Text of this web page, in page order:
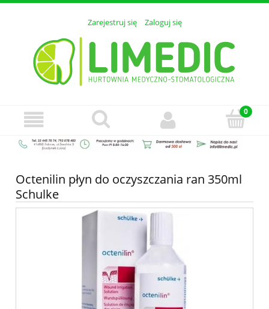
Zarejestruj się Zaloguj się
Octenilin płyn do oczyszczania ran 350ml
Schulke